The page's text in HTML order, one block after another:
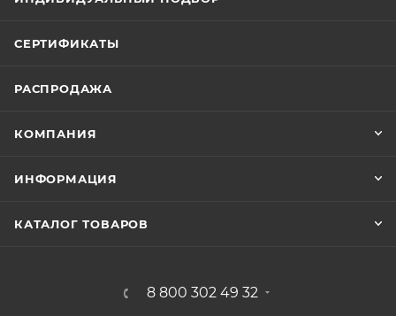
СЕРТИФИКАТЫ
РАСПРОДАЖА
КОМПАНИЯ
ИНФОРМАЦИЯ
КАТАЛОГ ТОВАРОВ
8 800 302 49 32